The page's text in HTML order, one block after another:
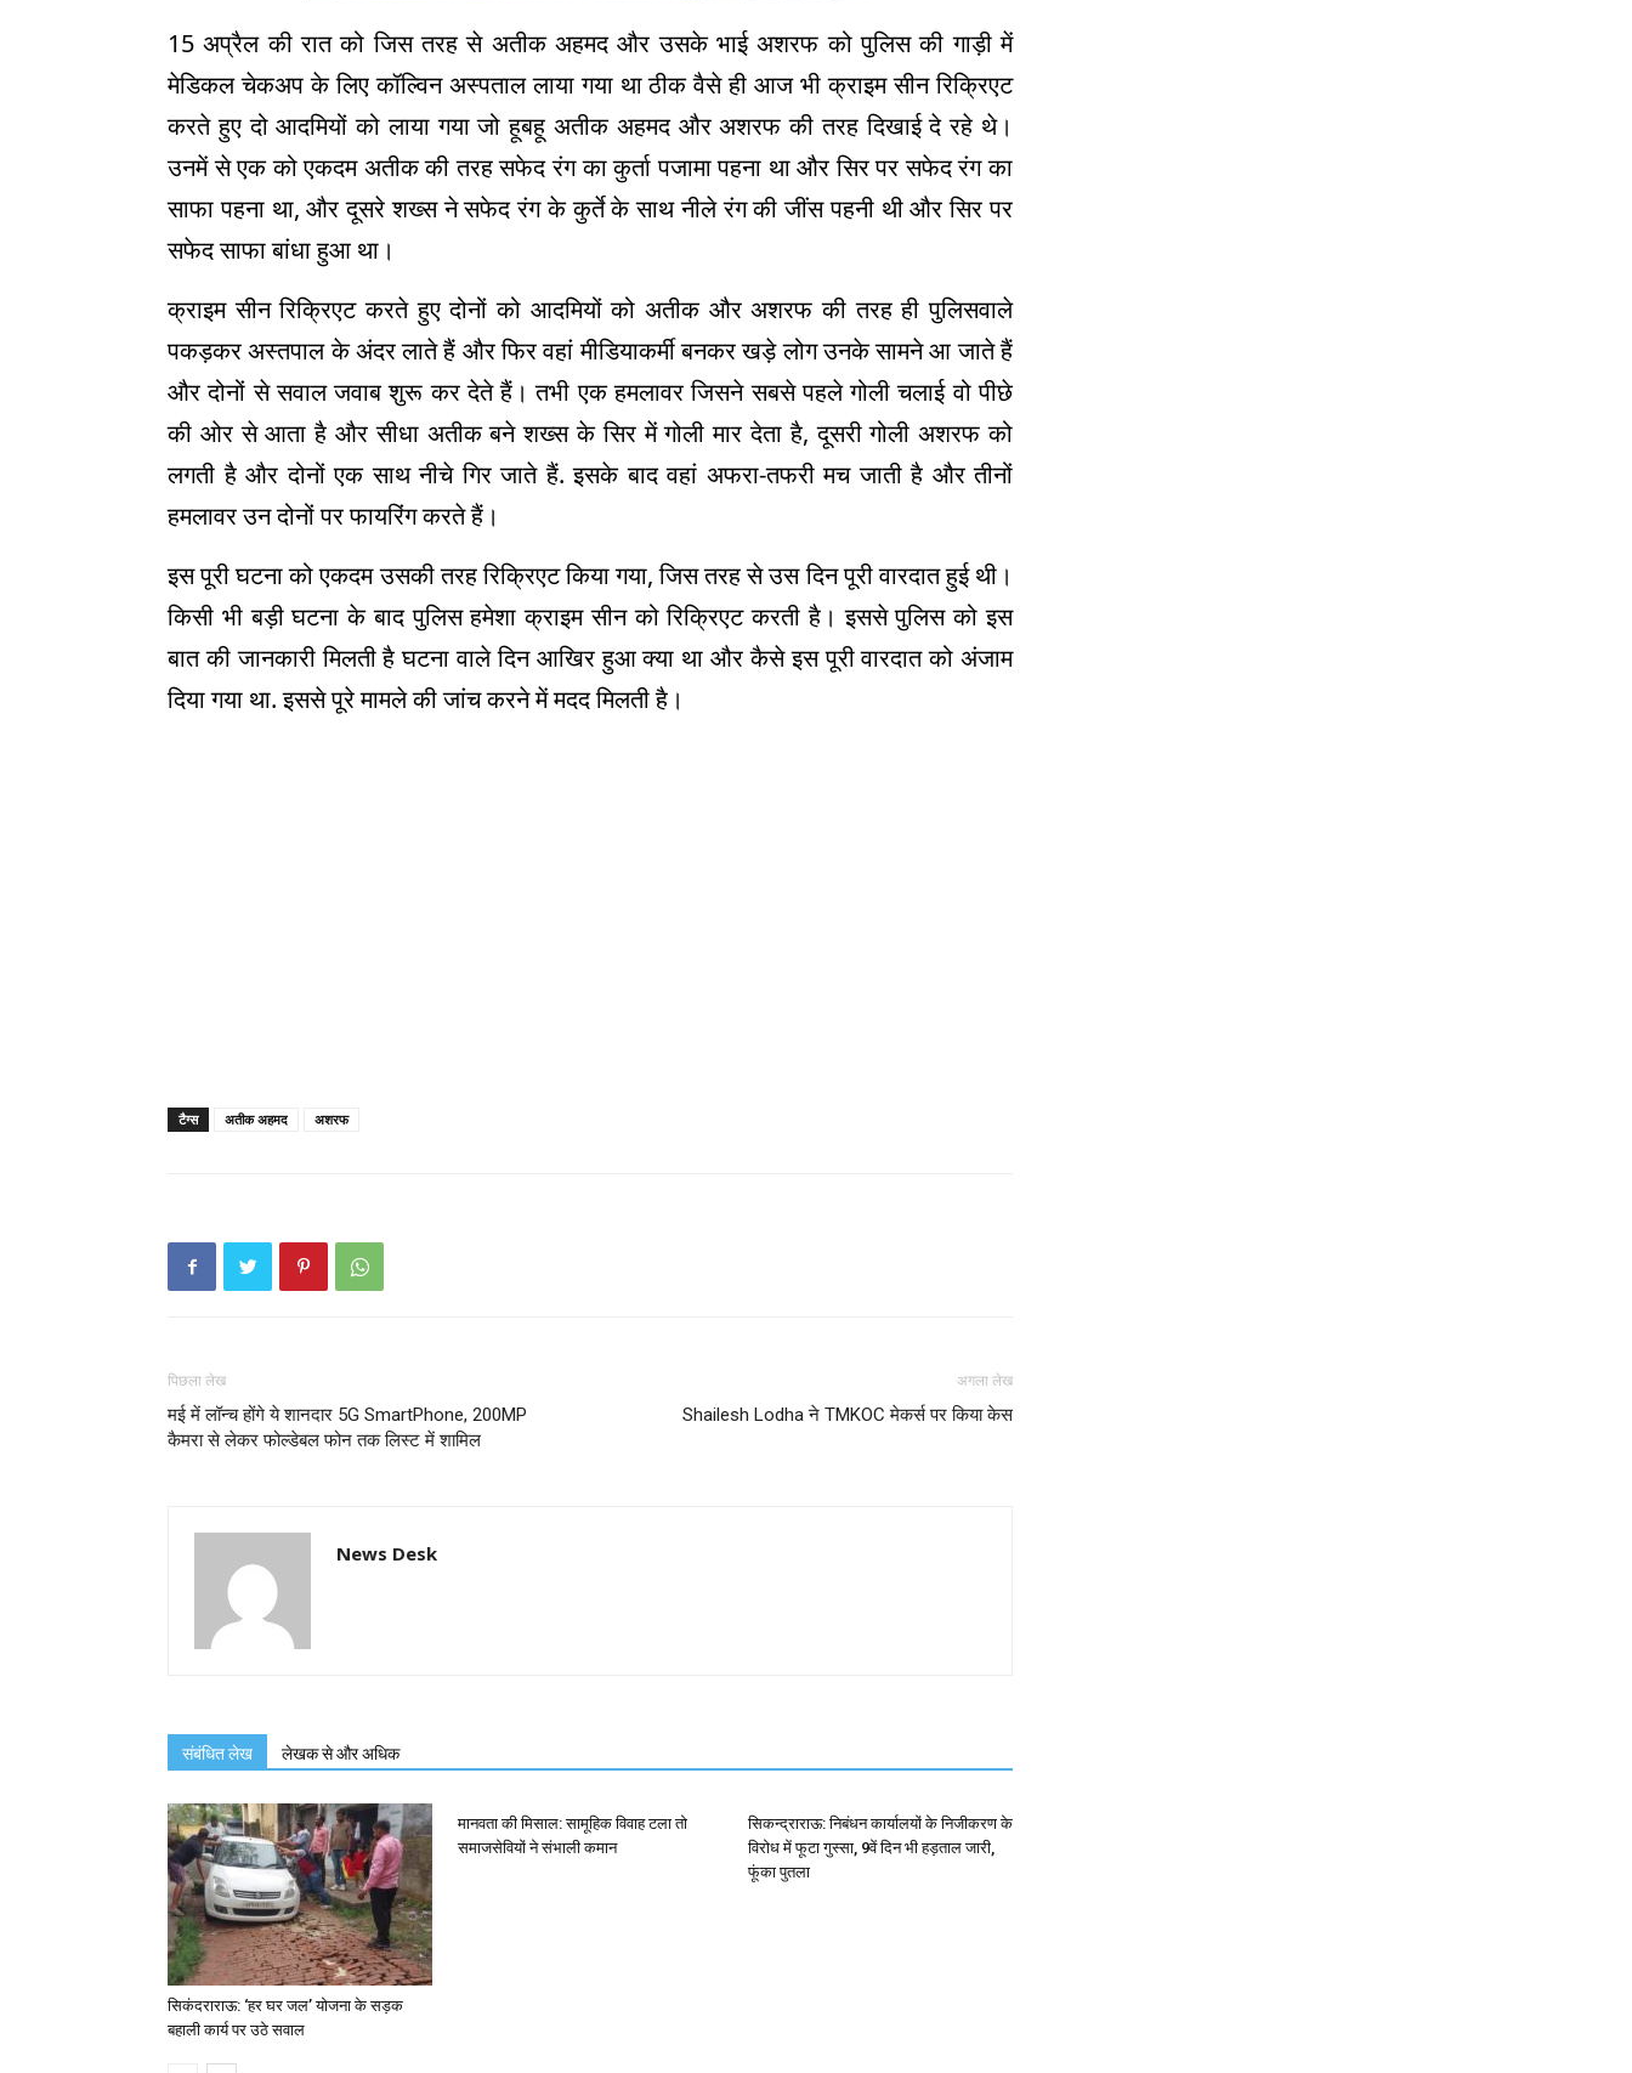
15अप्रैल की रात को जिस तरह से अतीक अहमद और उसके भाई अशरफ को पुलिस की गाड़ी में
मेडिकल चेकअप के लिए कॉल्विन अस्पताल लाया गया था ठीक वैसे ही आज भी क्राइम सीन रिक्रिएट
करते हुए दो आदमियों को लाया गया जो हूबहू अतीक अहमद और अशरफ की तरह दिखाई दे रहे थे।
उनमें से एक को एकदम अतीक की तरह सफेद रंग का कुर्ता पजामा पहना था और सिर पर सफेद रंग का
साफा पहना था,और दूसरे शख्स ने सफेद रंग के कुर्ते के साथ नीले रंग की जींस पहनी थी और सिर पर
सफेद साफा बांधा हुआ था।
क्राइम सीन रिक्रिएट करते हुए दोनों को आदमियों को अतीक और अशरफ की तरह ही पुलिसवाले
पकड़कर अस्तपाल के अंदर लाते हैं और फिर वहां मीडियाकर्मी बनकर खड़े लोग उनके सामने आ जाते हैं
और दोनों से सवाल जवाब शुरू कर देते हैं। तभी एक हमलावर जिसने सबसे पहले गोली चलाई वो पीछे
की ओर से आता है और सीधा अतीक बने शख्स के सिर में गोली मार देता है,दूसरी गोली अशरफ को
लगती है और दोनों एक साथ नीचे गिर जाते हैं. इसके बाद वहां अफरा-तफरी मच जाती है और तीनों
हमलावर उन दोनों पर फायरिंग करते हैं ।
इस पूरी घटना को एकदम उसकी तरह रिक्रिएट किया गया,जिस तरह से उस दिन पूरी वारदात हुई थी।
किसी भी बड़ी घटना के बाद पुलिस हमेशा क्राइम सीन को रिक्रिएट करती है। इससे पुलिस को इस
बात की जानकारी मिलती है घटना वाले दिन आखिर हुआ क्या था और कैसे इस पूरी वारदात को अंजाम
दिया गया था. इससे पूरे मामले की जांच करने में मदद मिलती है ।
टैग्स अतीक अहमद अशरफ
पिछला लेख
मई में लॉन्च होंगे ये शानदार 5G SmartPhone, 200MP
कैमरा से लेकर फोल्डेबल फोन तक लिस्ट में शामिल
अगला लेख
Shailesh Lodha ने TMKOC मेकर्स पर किया केस
News Desk
संबंधित लेख लेखक से और अधिक
सिकंदराराऊ: ‘हर घर जल’ योजना के सड़क
बहाली कार्य पर उठे सवाल
मानवता की मिसाल: सामूहिक विवाह टला तो
समाजसेवियों ने संभाली कमान
सिकन्द्राराऊ: निबंधन कार्यालयों के निजीकरण के
विरोध में फूटा गुस्सा, 9वें दिन भी हड़ताल जारी,
फूंका पुतला